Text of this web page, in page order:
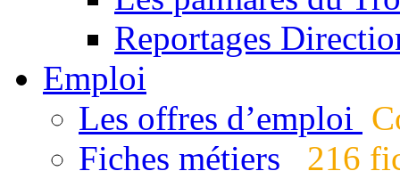
Reportages
Emploi
Les offres d’emploi
Fiches métiers
216